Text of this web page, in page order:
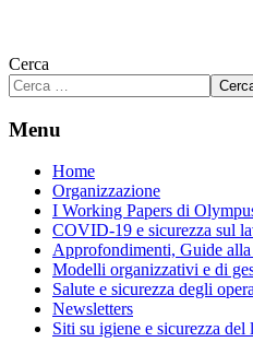
Cerca
Menu
Home
Organizzazione
I Working Papers di
COVID-19 e sicurezza sul
Approfondimenti, Guide alla
Modelli organizzativi e di
Salute e sicurezza degli
Newsletters
Siti su igiene e sicurezza del